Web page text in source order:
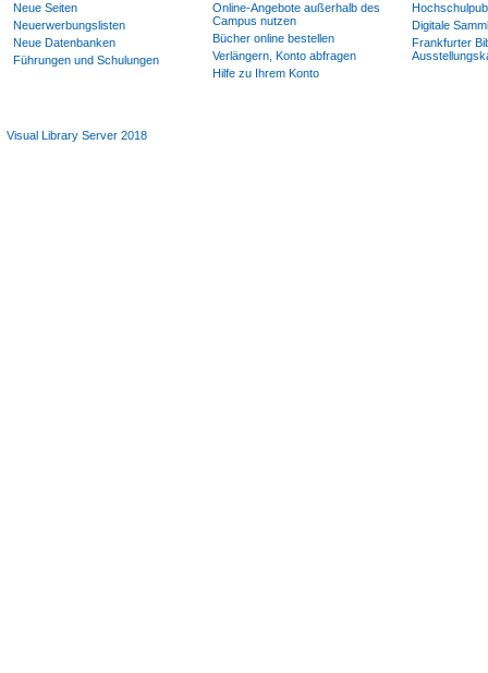
Neue Seiten
Neuerwerbungslisten
Neue Datenbanken
Führungen und Schulungen
Online-Angebote außerhalb des
Campus nutzen
Bücher online bestellen
Verlängern, Konto abfragen
Hilfe zu Ihrem Konto
Digitale
Frankfurter
Visual Library Server 2018